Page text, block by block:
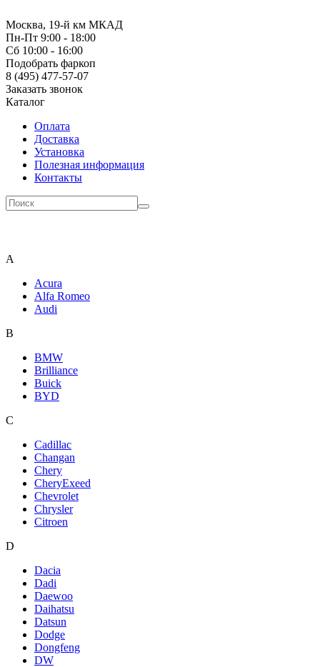
Москва, 19-й км МКАД
Пн-Пт 9:00 - 18:00
Сб 10:00 - 16:00
Подобрать фаркоп
8 (495) 477-57-07
Заказать звонок
Каталог
Оплата
Доставка
Установка
Полезная информация
Контакты
A
Acura
Alfa Romeo
Audi
B
BMW
Brilliance
Buick
BYD
C
Cadillac
Changan
Chery
CheryExeed
Chevrolet
Chrysler
Citroen
D
Dacia
Dadi
Daewoo
Daihatsu
Datsun
Dodge
Dongfeng
DW